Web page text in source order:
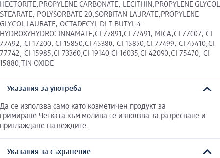
HECTORITE,PROPYLENE CARBONATE, LECITHIN,PROPYLENE GLYCOL
STEARATE, POLYSORBATE 20,SORBITAN LAURATE,PROPYLENE
GLYCOL LAURATE, OCTADECYL DI-T-BUTYL-4-
HYDROXYHYDROCINNAMATE,CI 77891,CI 77491, MICA,CI 77007, CI
77492, CI 17200, CI 15850,CI 45380, CI 15850,CI 77499, CI 45410,CI
77742, CI 15985,CI 73360,CI 19140,CI 16035,CI 42090,CI 75470, CI
15880,TIN OXIDE
Указания за употреба
Да се използва само като козметичен продукт за
гримиране.Четката към молива се използва за разресване и
приглаждане на веждите.
Указания за съхранение